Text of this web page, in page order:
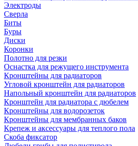
Электроды
Сверла
Биты
Буры
Диски
Коронки
Полотно для резки
Оснастка для режущего инструмента
Кронштейны для радиаторов
Угловой кронштейн для радиаторов
Напольный кронштейн для радиаторов
Кронштейн для радиатора с дюбелем
Кронштейны для водорозеток
Кронштейны для мембранных баков
Крепеж и аксессуары для теплого пола
Скоба фиксатор